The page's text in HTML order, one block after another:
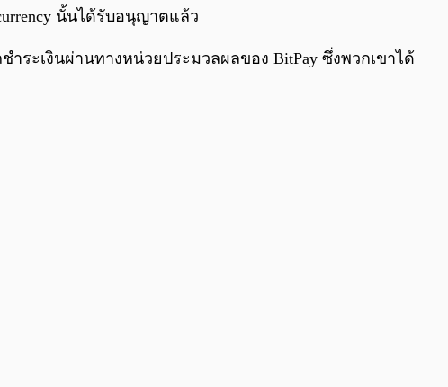
นั้นได้รับอนุญาตแล้ว
ระเงินผ่านทางหน่วยประมวลผลของ BitPay ซึ่งพวกเขาได้